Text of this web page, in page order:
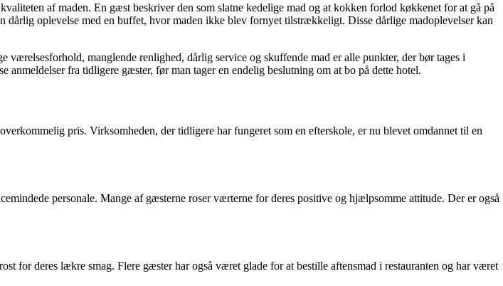
af maden. En gæst beskriver den som slatne kedelige mad og at kokken forlod køkkenet for at gå på
oplevelse med en buffet, hvor maden ikke blev fornyet tilstrækkeligt. Disse dårlige madoplevelser kan
værelsesforhold, manglende renlighed, dårlig service og skuffende mad er alle punkter, der bør tages i
anmeldelser fra tidligere gæster, før man tager en endelig beslutning om at bo på dette hotel.
pris. Virksomheden, der tidligere har fungeret som en efterskole, er nu blevet omdannet til en
personale. Mange af gæsterne roser værterne for deres positive og hjælpsomme attitude. Der er også
for deres lækre smag. Flere gæster har også været glade for at bestille aftensmad i restauranten og har været